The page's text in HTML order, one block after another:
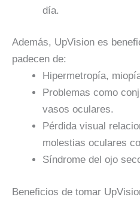
día.
Además, UpVision es
padecen de:
Hipermetropía,
Problemas como
vasos oculares.
Pérdida visual
molestias oculares
Síndrome del ojo
Beneficios de tomar